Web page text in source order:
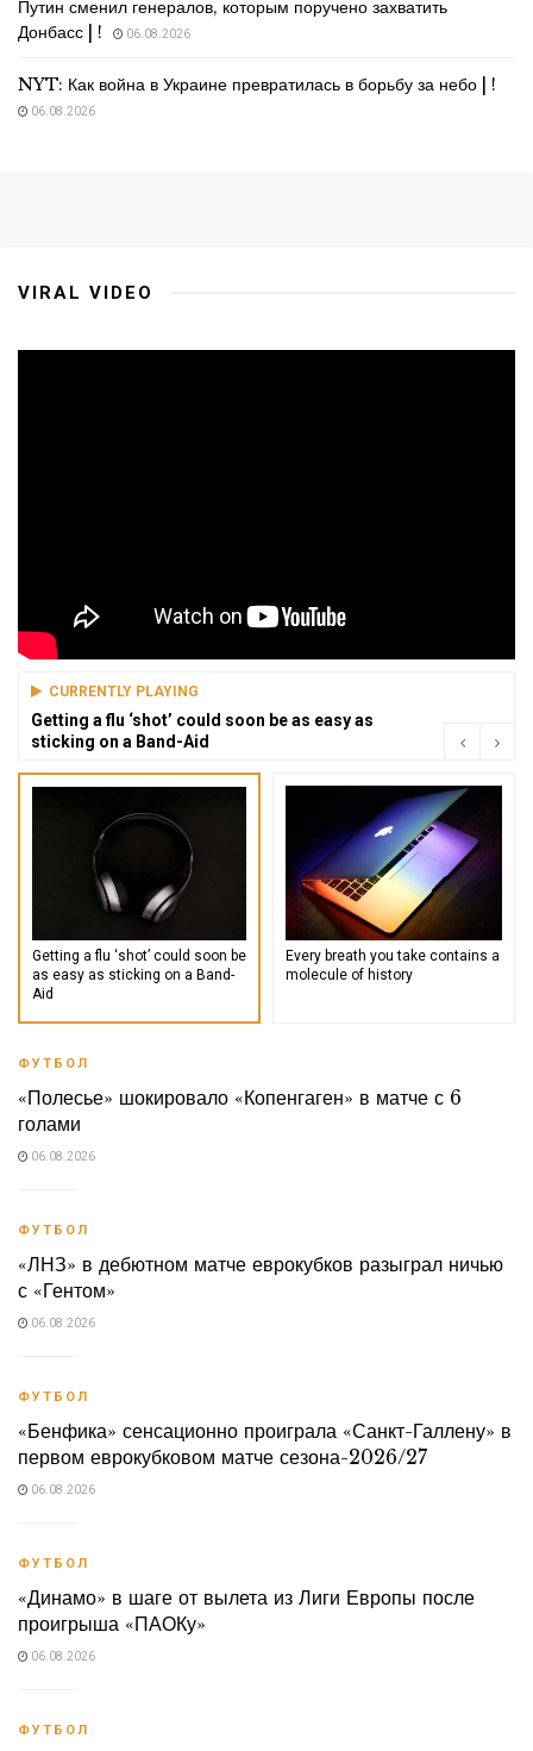
Путин сменил генералов, которым поручено захватить
Донбасс | !
06.08.2026
NYT: Как война в Украине превратилась в борьбу за небо | !
06.08.2026
VIRAL VIDEO
CURRENTLY PLAYING
Getting a flu ‘shot’ could soon be as easy as
sticking on a Band-Aid
Getting a flu ‘shot’ could soon be
as easy as sticking on a Band-
Aid
Every breath you take contains a
molecule of history
ФУТБОЛ
«Полесье» шокировало «Копенгаген» в матче с 6
голами
06.08.2026
ФУТБОЛ
«ЛНЗ» в дебютном матче еврокубков разыграл ничью
с «Гентом»
06.08.2026
ФУТБОЛ
«Бенфика» сенсационно проиграла «Санкт-Галлену» в
первом еврокубковом матче сезона-2026/27
06.08.2026
ФУТБОЛ
«Динамо» в шаге от вылета из Лиги Европы после
проигрыша «ПАОКу»
06.08.2026
ФУТБОЛ